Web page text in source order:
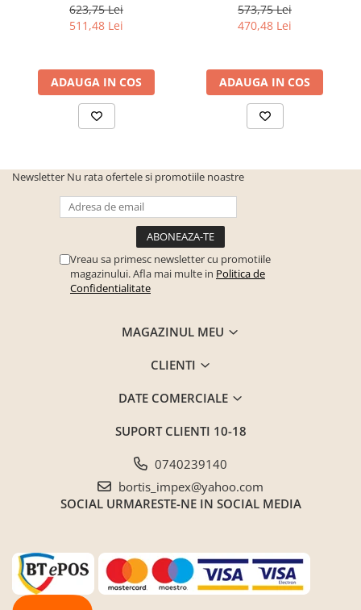
623,75 Lei
511,48 Lei
ADAUGA IN COS
573,75 Lei
470,48 Lei
ADAUGA IN COS
Newsletter Nu rata ofertele si promotiile noastre
Vreau sa primesc newsletter cu promotiile
magazinului. Afla mai multe in Politica de
Confidentialitate
MAGAZINUL MEU
CLIENTI
DATE COMERCIALE
SUPORT CLIENTI 10-18
0740239140
bortis_impex@yahoo.com
SOCIAL URMARESTE-NE IN SOCIAL MEDIA